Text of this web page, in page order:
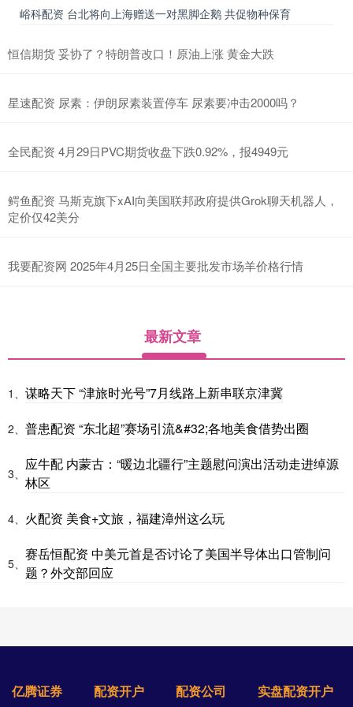
峪科配资 台北将向上海赠送一对黑脚企鹅 共促物种保育
恒信期货 妥协了？特朗普改口！原油上涨 黄金大跌
星速配资 尿素：伊朗尿素装置停车 尿素要冲击2000吗？
全民配资 4月29日PVC期货收盘下跌0.92%，报4949元
鳄鱼配资 马斯克旗下xAI向美国联邦政府提供Grok聊天机器人，
定价仅42美分
我要配资网 2025年4月25日全国主要批发市场羊价格行情
最新文章
1、 谋略天下 “津旅时光号”7月线路上新串联京津冀
2、 普患配资 “东北超”赛场引流&#32;各地美食借势出圈
3、
应牛配 内蒙古：“暖边北疆行”主题慰问演出活动走进绰源
林区
4、 火配资 美食+文旅，福建漳州这么玩
5、
赛岳恒配资 中美元首是否讨论了美国半导体出口管制问
题？外交部回应
亿腾证券 配资开户 配资公司 实盘配资开户